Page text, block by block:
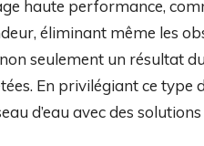
haute performance,
éliminant même les
seulement un résultat
En privilégiant ce type
d’eau avec des